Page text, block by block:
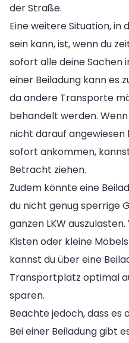
der Straße.
Eine weitere Situation, in
sein kann, ist, wenn du
sofort alle deine Sachen
einer Beiladung kann es
da andere Transporte
behandelt werden.
nicht darauf angewiesen
sofort ankommen,
Betracht ziehen.
Zudem könnte eine
du nicht genug sperrige
ganzen LKW
Kisten oder kleine
kannst du über eine
Transportplatz optimal
sparen.
Beachte jedoch, dass es
Bei einer Beiladung gibt